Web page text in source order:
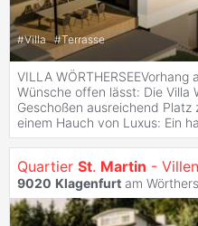
#Villa #Terrasse
VILLA
Wünsche offen lässt: Die Villa
Geschoßen ausreichend Platz
einem Hauch von Luxus: Ein
Quartier St. Martin - Villen
9020 Klagenfurt am